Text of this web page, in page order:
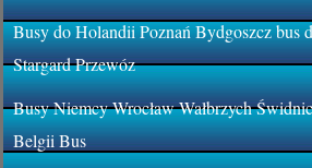
Busy do Holandii Poznań Bydgoszcz bus
Stargard Przewóz
Busy Niemcy Wrocław Wałbrzych
Belgii Bus